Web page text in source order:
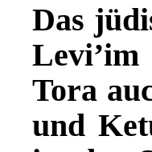
Das
Tora
und